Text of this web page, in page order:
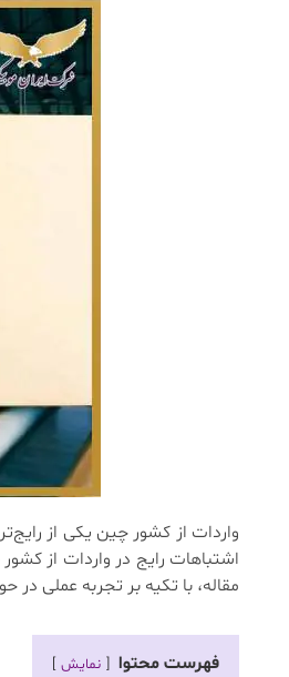
واردات از کشور چین یکی از
اشتباهات رایج در واردات از
مقاله، با تکیه بر تجربه عملی
فهرست محتوا نمایش